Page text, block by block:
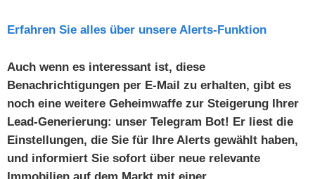
Erfahren Sie alles über unsere Alerts-Funktion
Auch wenn es interessant ist, diese
Benachrichtigungen per E-Mail zu erhalten, gibt es
noch eine weitere Geheimwaffe zur Steigerung Ihrer
Lead-Generierung: unser Telegram Bot! Er liest die
Einstellungen, die Sie für Ihre Alerts gewählt haben,
und informiert Sie sofort über neue relevante